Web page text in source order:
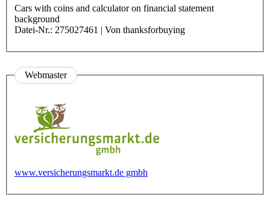
Cars with coins and calculator on financial statement
background
Datei-Nr.: 275027461 | Von thanksforbuying
Webmaster
www.versicherungsmarkt.de gmbh